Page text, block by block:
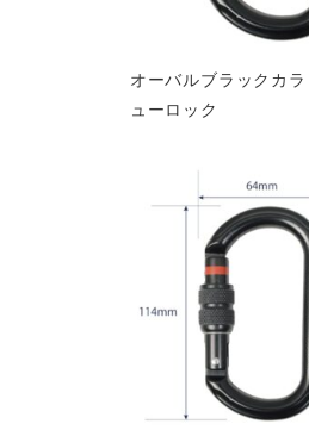
オーバルブラックカ
ューロック